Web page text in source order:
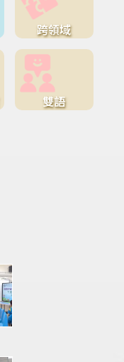
跨領域
雙語